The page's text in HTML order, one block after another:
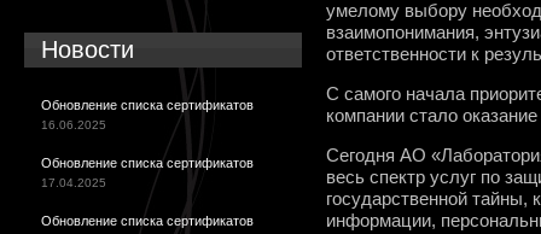
умелому выбору
взаимопонимания,
ответственности к
С самого начала
компании стало
Сегодня АО
весь спектр услуг по
государственной
информации,
Новости
Обновление списка сертификатов
16.06.2025
Обновление списка сертификатов
17.04.2025
Обновление списка сертификатов